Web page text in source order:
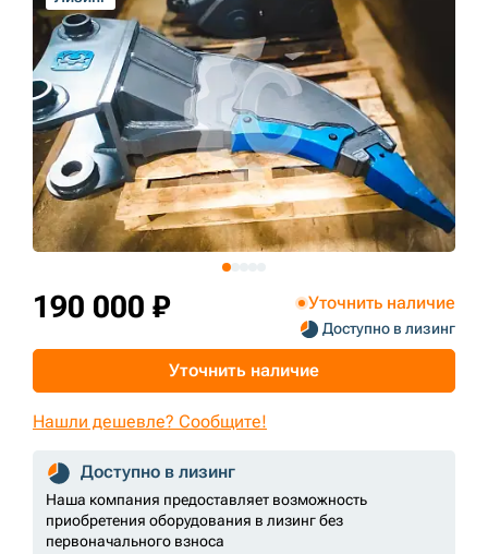
190 000 ₽ Уточнить наличие
Доступно в лизинг
Уточнить наличие
Нашли дешевле? Сообщите!
Доступно в лизинг
Наша компания предоставляет возможность
приобретения оборудования в лизинг без
первоначального взноса
3D тур по складам
sksale@skdst.ru
+7 (499) 394-50-93